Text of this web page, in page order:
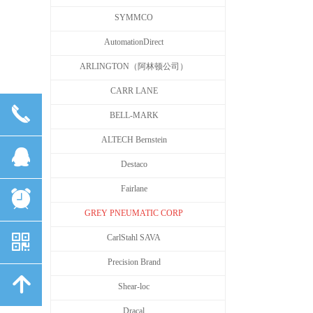
SYMMCO
AutomationDirect
ARLINGTON（阿林顿公司）
CARR LANE
BELL-MARK
ALTECH Bernstein
Destaco
Fairlane
GREY PNEUMATIC CORP
CarlStahl SAVA
Precision Brand
Shear-loc
Dracal
끅
뀩
뀥
낃
녕